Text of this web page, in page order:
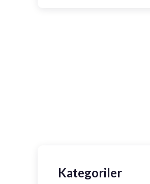
Kategoriler